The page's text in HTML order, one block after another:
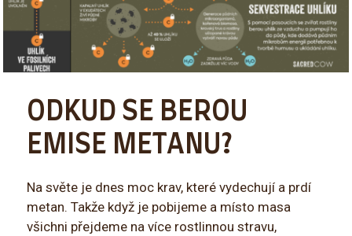
ODKUD SE BEROU
EMISE METANU?
Na světe je dnes moc krav, které vydechují a prdí
metan. Takže když je pobijeme a místo masa
všichni přejdeme na více rostlinnou stravu,